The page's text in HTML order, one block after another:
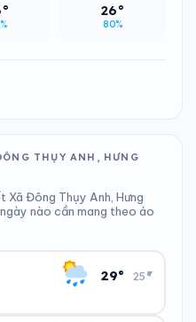
26°
80%
THỤY ANH, HƯNG
Đông Thụy Anh, Hưng
nào cần mang theo áo
29° 25°
▾